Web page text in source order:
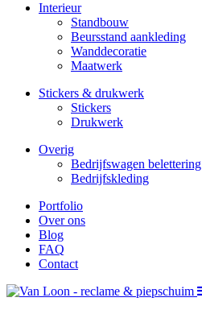
Interieur
Standbouw
Beursstand aankleding
Wanddecoratie
Maatwerk
Stickers & drukwerk
Stickers
Drukwerk
Overig
Bedrijfswagen belettering
Bedrijfskleding
Portfolio
Over ons
Blog
FAQ
Contact